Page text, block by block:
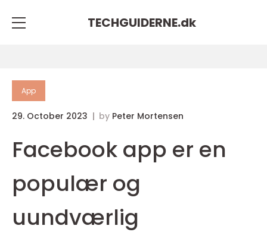
TECHGUIDERNE.dk
App
29. October 2023 by Peter Mortensen
Facebook app er en
populær og
uundværlig